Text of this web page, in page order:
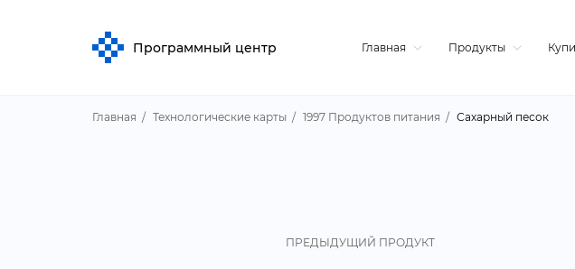
Программный центр Главная Продукты
Главная Технологические карты 1997 Продуктов питания Сахарный песок
ПРЕДЫДУЩИЙ ПРОДУКТ